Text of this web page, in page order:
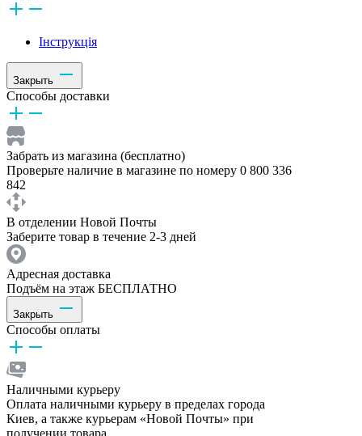
Інструкція
Закрыть
Способы доставки
Забрать из магазина (бесплатно)
Проверьте наличие в магазине по номеру 0 800 336
842
В отделении Новой Почты
Заберите товар в течение 2-3 дней
Адресная доставка
Подъём на этаж БЕСПЛАТНО
Закрыть
Способы оплаты
Наличными курьеру
Оплата наличными курьеру в пределах города
Киев, а также курьерам «Новой Почты» при